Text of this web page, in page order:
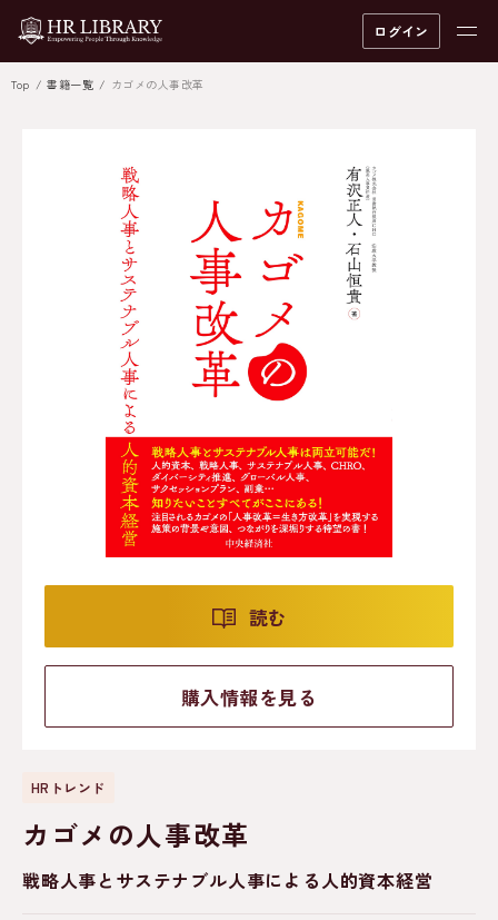
ログイン
Top 書籍一覧 カゴメの人事改革
読む
購入情報を見る
HRトレンド
カゴメの人事改革
戦略人事とサステナブル人事による人的資本経営